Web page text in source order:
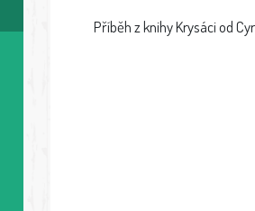
Příběh z knihy Krysáci od